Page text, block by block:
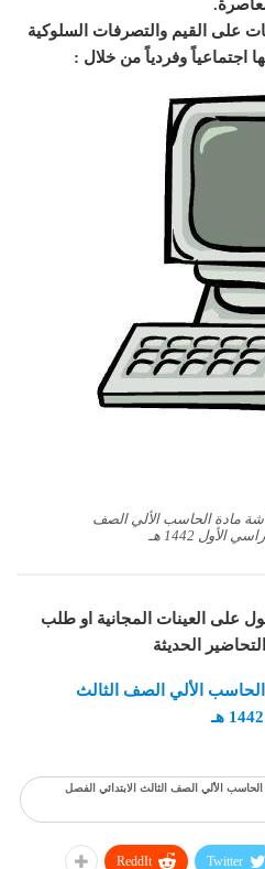
على القيم والتصرفات السلوكية
اجتماعياً وفردياً من خلال :
مادة الحاسب الألي الصف
الأول 1442 هـ
على العينات المجانية او طلب
الحديثة
الألي الصف الثالث
الألي الصف الثالث الابتدائي الفصل
Twitter
ReddIt